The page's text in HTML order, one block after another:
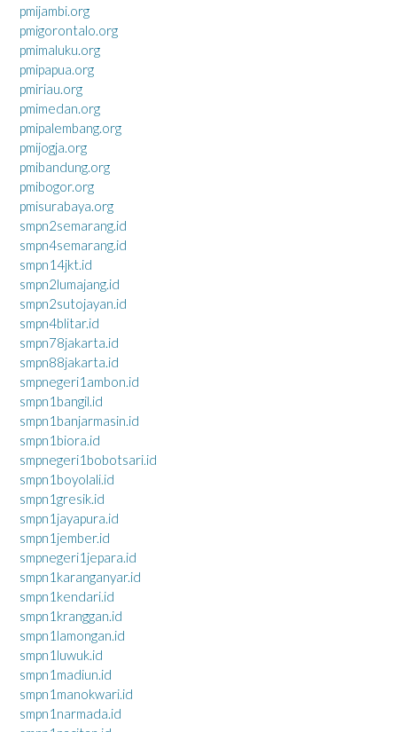
pmijambi.org
pmigorontalo.org
pmimaluku.org
pmipapua.org
pmiriau.org
pmimedan.org
pmipalembang.org
pmijogja.org
pmibandung.org
pmibogor.org
pmisurabaya.org
smpn2semarang.id
smpn4semarang.id
smpn14jkt.id
smpn2lumajang.id
smpn2sutojayan.id
smpn4blitar.id
smpn78jakarta.id
smpn88jakarta.id
smpnegeri1ambon.id
smpn1bangil.id
smpn1banjarmasin.id
smpn1biora.id
smpnegeri1bobotsari.id
smpn1boyolali.id
smpn1gresik.id
smpn1jayapura.id
smpn1jember.id
smpnegeri1jepara.id
smpn1karanganyar.id
smpn1kendari.id
smpn1kranggan.id
smpn1lamongan.id
smpn1luwuk.id
smpn1madiun.id
smpn1manokwari.id
smpn1narmada.id